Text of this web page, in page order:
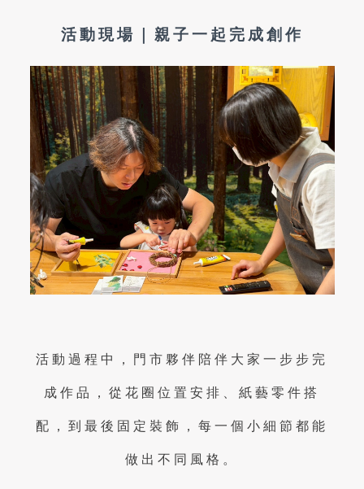
活動現場｜親子一起完成創作
活動過程中，門市夥伴陪伴大家一步步完
成作品，從花圈位置安排、紙藝零件搭
配，到最後固定裝飾，每一個小細節都能
做出不同風格。